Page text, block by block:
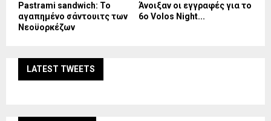
Pastrami sandwich: Το
αγαπημένο σάντουιτς των
Νεοϋορκέζων
Άνοιξαν οι εγγραφές για το
6ο Volos Night...
LATEST TWEETS